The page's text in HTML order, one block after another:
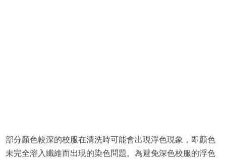
部分顏色較深的校服在清洗時可能會出現浮色現象，即顏色
未完全溶入纖維而出現的染色問題。為避免深色校服的浮色